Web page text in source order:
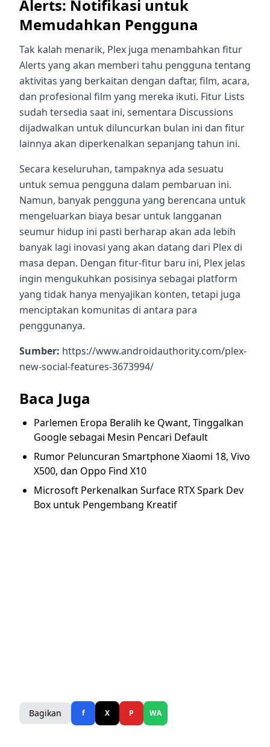
Alerts: Notifikasi untuk
Memudahkan Pengguna
Tak kalah menarik, Plex juga menambahkan fitur
Alerts yang akan memberi tahu pengguna tentang
aktivitas yang berkaitan dengan daftar, film, acara,
dan profesional film yang mereka ikuti. Fitur Lists
sudah tersedia saat ini, sementara Discussions
dijadwalkan untuk diluncurkan bulan ini dan fitur
lainnya akan diperkenalkan sepanjang tahun ini.
Secara keseluruhan, tampaknya ada sesuatu
untuk semua pengguna dalam pembaruan ini.
Namun, banyak pengguna yang berencana untuk
mengeluarkan biaya besar untuk langganan
seumur hidup ini pasti berharap akan ada lebih
banyak lagi inovasi yang akan datang dari Plex di
masa depan. Dengan fitur-fitur baru ini, Plex jelas
ingin mengukuhkan posisinya sebagai platform
yang tidak hanya menyajikan konten, tetapi juga
menciptakan komunitas di antara para
penggunanya.
Sumber: https://www.androidauthority.com/plex-
new-social-features-3673994/
Baca Juga
Parlemen Eropa Beralih ke Qwant, Tinggalkan
Google sebagai Mesin Pencari Default
Rumor Peluncuran Smartphone Xiaomi 18, Vivo
X500, dan Oppo Find X10
Microsoft Perkenalkan Surface RTX Spark Dev
Box untuk Pengembang Kreatif
Bagikan f X P WA